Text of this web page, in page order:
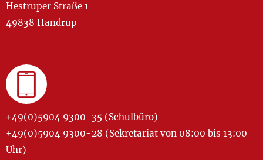
Hestruper Straße 1
49838 Handrup
+49(0)5904 9300-35 (Schulbüro)
+49(0)5904 9300-28 (Sekretariat von 08:00 bis 13:00
Uhr)